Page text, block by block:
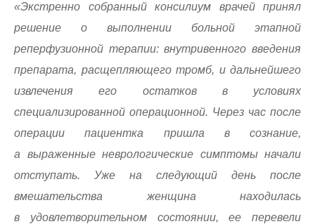
«Экстренно собранный консилиум врачей принял
решение о выполнении больной этапной
реперфузионной терапии: внутривенного введения
препарата, расщепляющего тромб, и дальнейшего
извлечения его остатков в условиях
специализированной операционной. Через час после
операции пациентка пришла в сознание,
а выраженные неврологические симптомы начали
отступать. Уже на следующий день после
вмешательства женщина находилась
в удовлетворительном состоянии, ее перевели